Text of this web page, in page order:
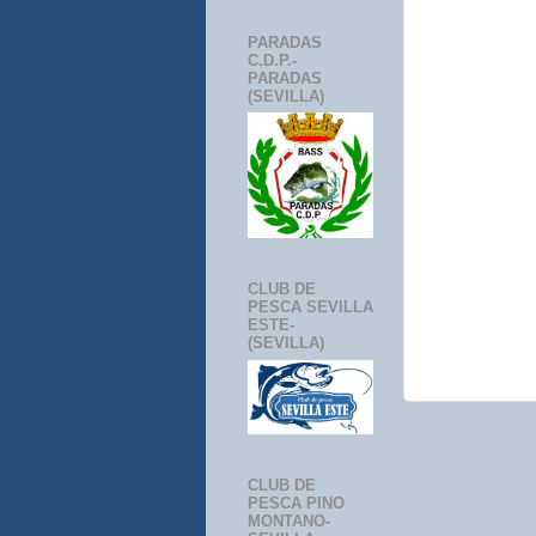
PARADAS
C.D.P.-
PARADAS
(SEVILLA)
CLUB DE
PESCA SEVILLA
ESTE-
(SEVILLA)
CLUB DE
PESCA PINO
MONTANO-